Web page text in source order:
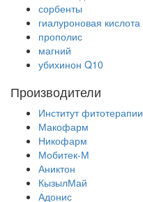
сорбенты
гиалуроновая кислота
прополис
магний
убихинон Q10
Производители
Институт фитотерапии
Макофарм
Никофарм
Мобитек-М
Аниктон
КызылМай
Адонис